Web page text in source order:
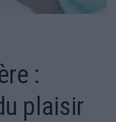
:
plaisir